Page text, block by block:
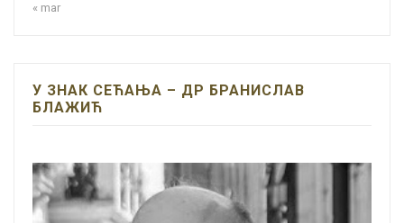
« mar
У ЗНАК СЕЋАЊА – ДР БРАНИСЛАВ
БЛАЖИЋ